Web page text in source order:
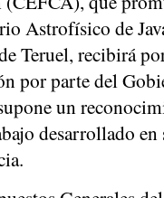
Astrofísico de
Teruel, recibirá
por parte del
un
desarrollado en